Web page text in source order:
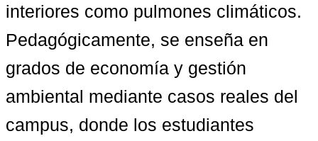
interiores como pulmones climáticos.
Pedagógicamente, se enseña en
grados de economía y gestión
ambiental mediante casos reales del
campus, donde los estudiantes